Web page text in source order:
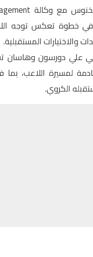
في خطوة تعكس توجه
والاختيارات المستقبلية.
علي دورسون وهاسان
لمسيرة اللاعب،
الكروي.